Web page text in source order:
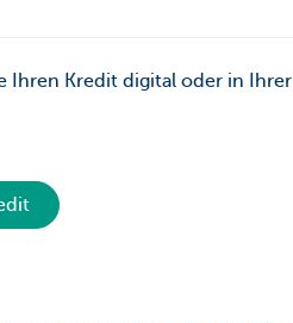
Ihren Kredit digital oder in Ihrer